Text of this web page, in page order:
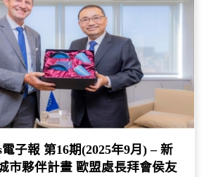
子報 第16期(2025年9月) – 新
市夥伴計畫 歐盟處長拜會侯友